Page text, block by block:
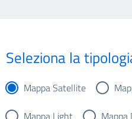
Seleziona la
Mappa Satellite
Mappa Light
Mappa